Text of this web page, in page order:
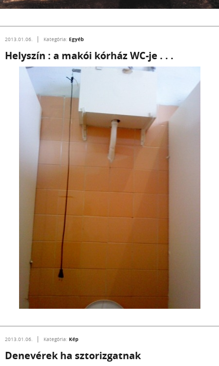
2013.01.06. Kategória: Egyéb
Helyszín : a makói kórház WC-je . . .
2013.01.06. Kategória: Kép
Denevérek ha sztorizgatnak